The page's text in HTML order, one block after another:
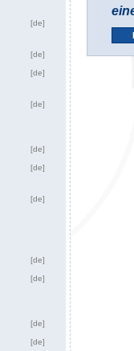
[de]
[de]
[de]
[de]
[de]
[de]
[de]
[de]
[de]
[de]
[de]